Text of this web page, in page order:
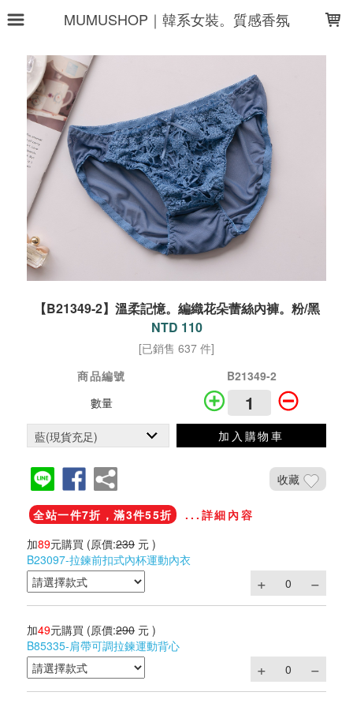
MUMUSHOP｜韓系女裝。質感香氛
【B21349-2】溫柔記憶。編織花朵蕾絲內褲。粉/黑
NTD 110
[已銷售 637 件]
商品編號
B21349-2
數量
加入購物車
收藏
全站一件7折，滿3件55折
...詳細內容
加89元購買 (原價:239 元 )
B23097-拉鍊前扣式內杯運動內衣
加49元購買 (原價:290 元 )
B85335-肩帶可調拉鍊運動背心